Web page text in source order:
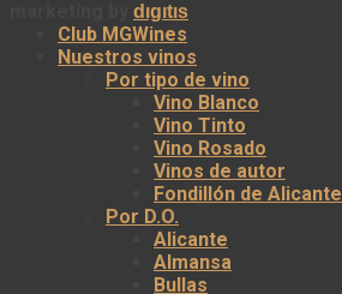
dıgıtıs
Club MGWines
Nuestros vinos
Por tipo de vino
Vino Blanco
Vino Tinto
Vino Rosado
Vinos de autor
Fondillón de Alicante
Por D.O.
Alicante
Almansa
Bullas